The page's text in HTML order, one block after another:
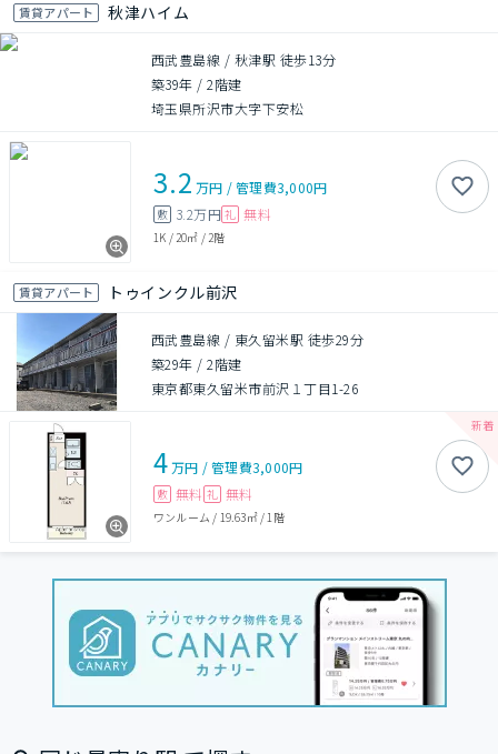
賃貸アパート 秋津ハイム
西武豊島線 / 秋津駅 徒歩13分
築39年 /2階建
埼玉県所沢市大字下安松
3.2 万円 /管理費3,000円
敷 3.2万円 礼 無料
1K / 20㎡ / 2階
賃貸アパート トゥインクル前沢
西武豊島線 / 東久留米駅 徒歩29分
築29年 /2階建
東京都東久留米市前沢１丁目1-26
4万円 /管理費3,000円
敷 無料 礼 無料
ワンルーム / 19.63㎡/ 1階